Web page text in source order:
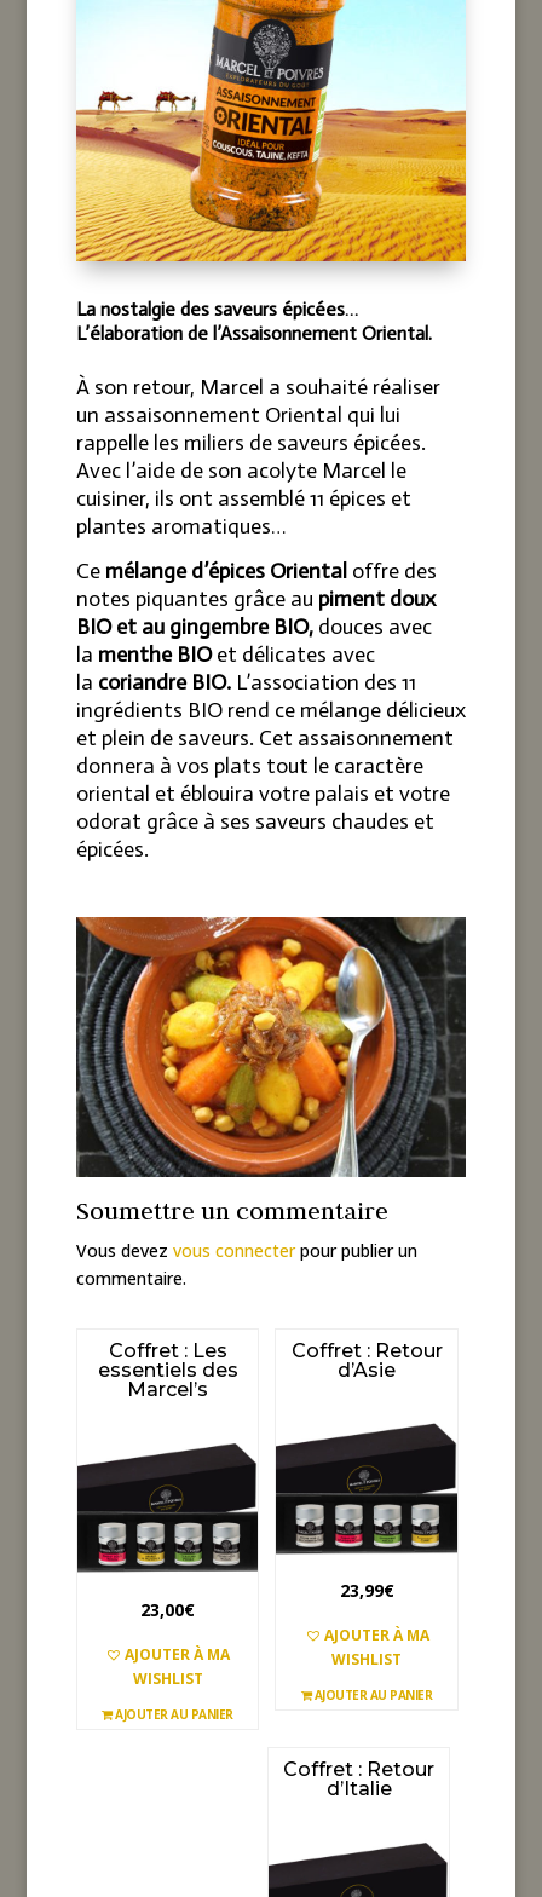
La nostalgie des saveurs épicées…
L’élaboration de l’Assaisonnement Oriental.
À son retour, Marcel a souhaité réaliser
un assaisonnement Oriental qui lui
rappelle les miliers de saveurs épicées.
Avec l’aide de son acolyte Marcel le
cuisiner, ils ont assemblé 11 épices et
plantes aromatiques…
Ce mélange d’épices Oriental offre des
notes piquantes grâce au piment doux
BIO et au gingembre BIO,douces avec
la menthe BIOet délicates avec
la coriandre BIO. L’association des 11
ingrédients BIO rend ce mélange délicieux
et plein de saveurs. Cet assaisonnement
donnera à vos plats tout le caractère
oriental et éblouira votre palais et votre
odorat grâce à ses saveurs chaudes et
épicées.
Soumettre un commentaire
Vous devez vous connecterpour publier un
commentaire.
AJOUTER À MA
WISHLIST
Coffret : Les
essentiels des
Marcel’s
23,00€
AJOUTER AU PANIER
AJOUTER À MA
WISHLIST
Coffret : Retour
d’Asie
23,99€
AJOUTER AU PANIER
Coffret : Retour
d’Italie